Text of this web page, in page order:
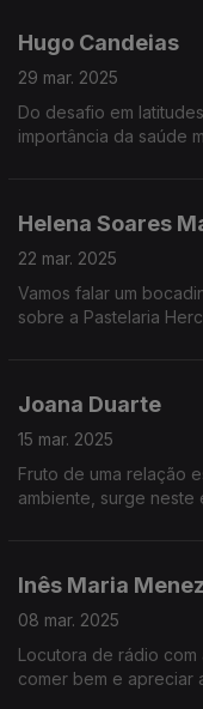
Hugo Candeias
29 mar. 2025
Do desafio em
importância da saúde
Helena Soares
22 mar. 2025
Vamos falar um
sobre a Pastelaria
Joana Duarte
15 mar. 2025
Fruto de uma relação
ambiente, surge neste
Inês Maria
08 mar. 2025
Locutora de rádio
comer bem e apreciar